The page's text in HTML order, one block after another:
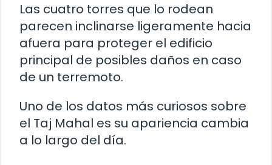
Las cuatro torres que lo rodean
parecen inclinarse ligeramente hacia
afuera para proteger el edificio
principal de posibles daños en caso
de un terremoto.
Uno de los datos más curiosos sobre
el Taj Mahal es su apariencia cambia
a lo largo del día.